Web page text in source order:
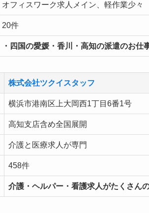
オフィスワーク求人メイン、軽作業少々
20件
・四国の愛媛・香川・高知の派遣のお仕
株式会社ツクイスタッフ
横浜市港南区上大岡西1丁目6番1号
高知支店含め全国展開
介護と医療求人が専門
458件
介護・ヘルパー・看護求人がたくさん